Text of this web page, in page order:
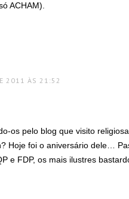
ACHAM).
2011 ÀS 21:52
os pelo blog que visito
Hoje foi o aniversário dele…
e FDP, os mais ilustres